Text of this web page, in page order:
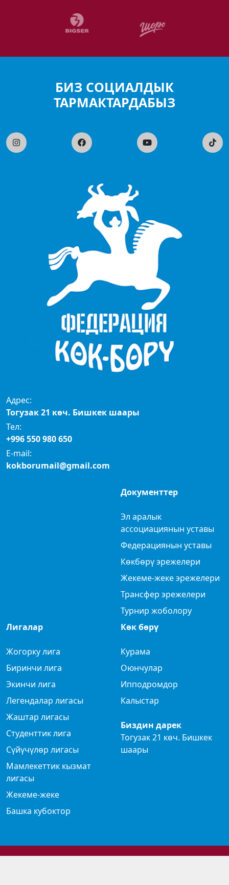
БИЗ СОЦИАЛДЫК
ТАРМАКТАРДАБЫЗ
Адрес:
Тогузак 21 көч. Бишкек шаары
Тел:
+996 550 980 650
E-mail:
kokborumail@gmail.com
Документтер
Эл аралык
ассоциациянын уставы
Федерациянын уставы
Көкбөрү эрежелери
Жекеме-жеке эрежелери
Трансфер эрежелери
Турнир жоболору
Лигалар
Жогорку лига
Биринчи лига
Экинчи лига
Легендалар лигасы
Жаштар лигасы
Студенттик лига
Сүйүчүлөр лигасы
Мамлекеттик кызмат
лигасы
Жекеме-жеке
Башка кубоктор
Көк бөрү
Курама
Оюнчулар
Ипподромдор
Калыстар
Биздин дарек
Тогузак 21 көч. Бишкек
шаары